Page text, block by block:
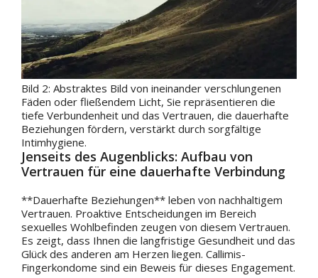
Bild 2: Abstraktes Bild von ineinander verschlungenen
Fäden oder fließendem Licht, Sie repräsentieren die
tiefe Verbundenheit und das Vertrauen, die dauerhafte
Beziehungen fördern, verstärkt durch sorgfältige
Intimhygiene.
Jenseits des Augenblicks: Aufbau von
Vertrauen für eine dauerhafte Verbindung
**Dauerhafte Beziehungen** leben von nachhaltigem
Vertrauen. Proaktive Entscheidungen im Bereich
sexuelles Wohlbefinden zeugen von diesem Vertrauen.
Es zeigt, dass Ihnen die langfristige Gesundheit und das
Glück des anderen am Herzen liegen. Callimis-
Fingerkondome sind ein Beweis für dieses Engagement.